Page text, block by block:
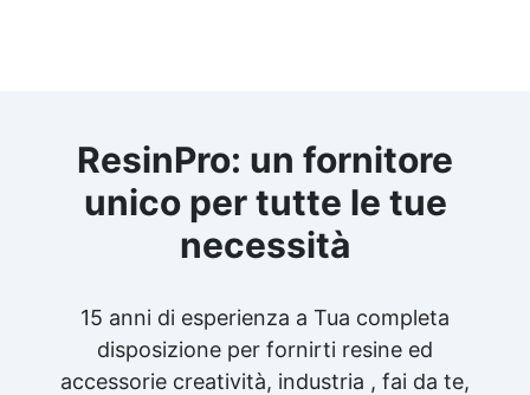
ResinPro: un fornitore
unico per tutte le tue
necessità
15 anni di esperienza a Tua completa
disposizione per fornirti resine ed
accessorie creatività, industria , fai da te,